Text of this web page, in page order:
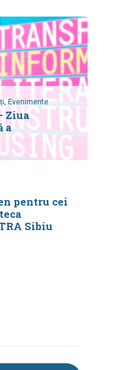
Evenimente
Ziua
a
pentru cei
Sibiu